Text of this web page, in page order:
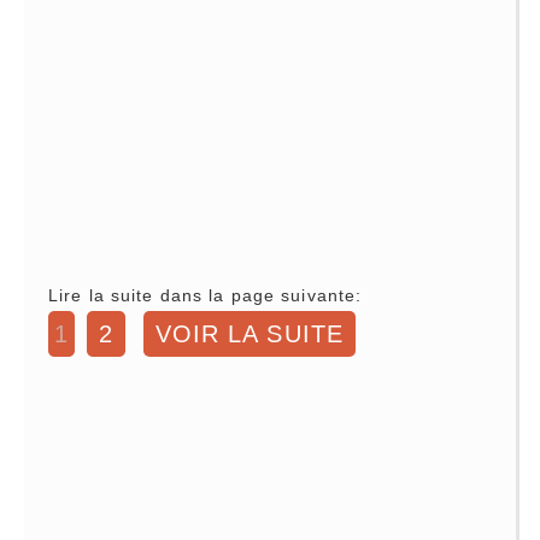
Lire la suite dans la page suivante:
1 2 VOIR LA SUITE